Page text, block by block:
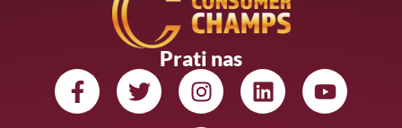
Prati nas